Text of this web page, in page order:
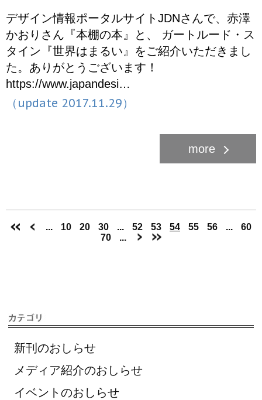
デザイン情報ポータルサイトJDNさんで、赤澤
かおりさん『本棚の本』と、 ガートルード・ス
タイン『世界はまるい』をご紹介いただきまし
た。ありがとうございます！
https://www.japandesi…
（update 2017.11.29）
... 10 20 30 ... 52 53 54 55 56 ...
60
70
...
新刊のおしらせ
メディア紹介のおしらせ
イベントのおしらせ